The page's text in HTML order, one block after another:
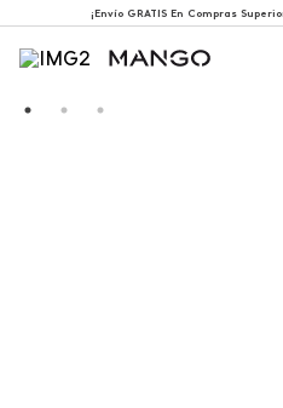
¡Envío GRATIS En Compras